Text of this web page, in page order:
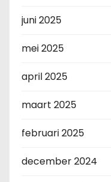
juni 2025
mei 2025
april 2025
maart 2025
februari 2025
december 2024